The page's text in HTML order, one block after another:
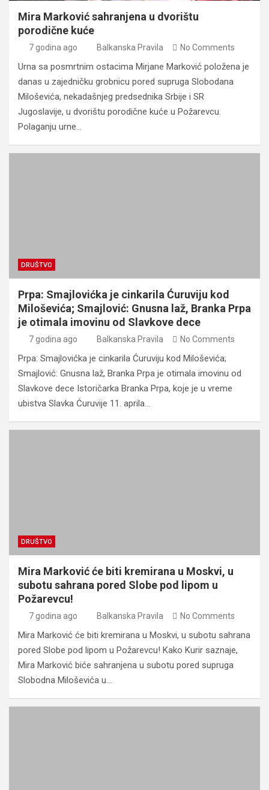
Mira Marković sahranjena u dvorištu
porodične kuće
7 godina ago Balkanska Pravila No Comments
Urna sa posmrtnim ostacima Mirjane Marković položena je
danas u zajedničku grobnicu pored supruga Slobodana
Miloševića, nekadašnjeg predsednika Srbije i SR
Jugoslavije, u dvorištu porodične kuće u Požarevcu.
Polaganju urne…
DRUŠTVO
Prpa: Smajlovićka je cinkarila Ćuruviju kod
Miloševića; Smajlović: Gnusna laž, Branka Prpa
je otimala imovinu od Slavkove dece
7 godina ago Balkanska Pravila No Comments
Prpa: Smajlovićka je cinkarila Ćuruviju kod Miloševića;
Smajlović: Gnusna laž, Branka Prpa je otimala imovinu od
Slavkove dece Istoričarka Branka Prpa, koje je u vreme
ubistva Slavka Ćuruvije 11. aprila…
DRUŠTVO
Mira Marković će biti kremirana u Moskvi, u
subotu sahrana pored Slobe pod lipom u
Požarevcu!
7 godina ago Balkanska Pravila No Comments
Mira Marković će biti kremirana u Moskvi, u subotu sahrana
pored Slobe pod lipom u Požarevcu! Kako Kurir saznaje,
Mira Marković biće sahranjena u subotu pored supruga
Slobodna Miloševića u…